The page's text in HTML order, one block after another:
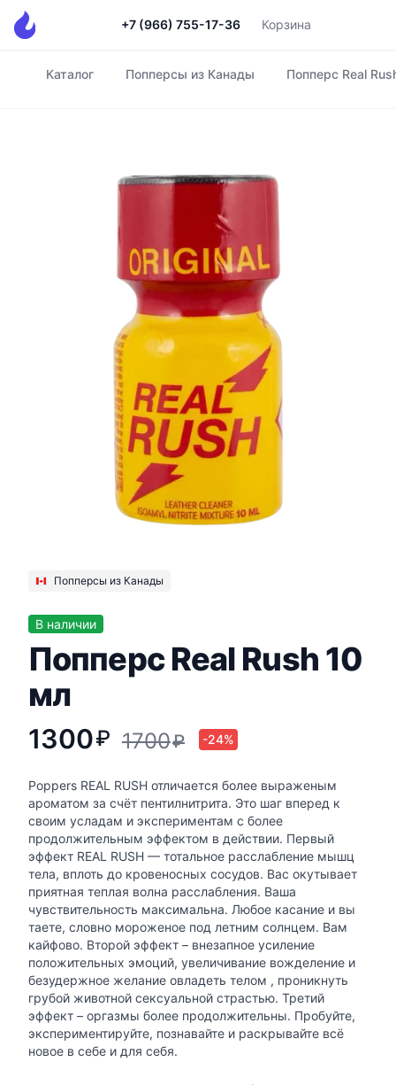
+7 (966) 755-17-36 Корзина
Главная
Каталог Попперсы из Канады Попперс Real
Попперсы из Канады
В наличии
Попперс Real Rush 10
мл
1300₽ 1700₽ -24%
Poppers REAL RUSH отличается более выраженым
ароматом за счёт пентилнитрита. Это шаг вперед к
своим усладам и экспериментам с более
продолжительным эффектом в действии. Первый
эффект REAL RUSH — тотальное расслабление мышц
тела, вплоть до кровеносных сосудов. Вас окутывает
приятная теплая волна расслабления. Ваша
чувствительность максимальна. Любое касание и вы
таете, словно мороженое под летним солнцем. Вам
кайфово. Второй эффект – внезапное усиление
положительных эмоций, увеличивание вожделение и
безудержное желание овладеть телом , проникнуть
грубой животной сексуальной страстью. Третий
эффект – оргазмы более продолжительны. Пробуйте,
экспериментируйте, познавайте и раскрывайте всё
новое в себе и для себя.